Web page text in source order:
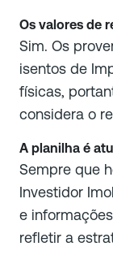
Os valores de
Sim. Os
isentos de
físicas,
considera o
A planilha é
Sempre que
Investidor
e
refletir a